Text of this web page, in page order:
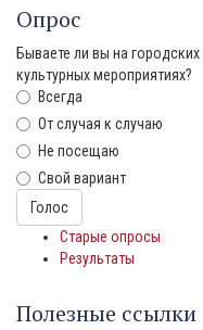
Опрос
Бываете ли вы на
культурных мероприятиях?
Всегда
От случая к случаю
Не посещаю
Свой вариант
Варианты
Голос
Старые опросы
Результаты
Полезные ссылки